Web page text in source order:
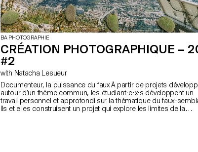
BA PHOTOGRAPHIE
CRÉATION PHOTOGRAPHIQUE –
#2
with Natacha Lesueur
Documenteur, la puissance du faux À partir de projets développés
autour d’un thème commun, les étudiant·e·x·s développent un
travail personnel et approfondi sur la thématique du faux-
Ils et elles construisent un projet qui explore les limites de la